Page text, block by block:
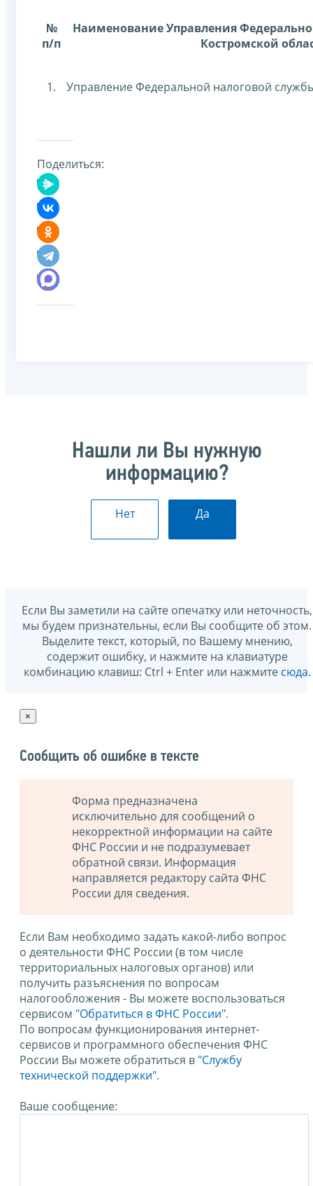
№
п/п
Наименование Управления
Костромской
1. Управление Федеральной налоговой
Поделиться:
Нашли ли Вы нужную
информацию?
Нет Да
Если Вы заметили на сайте опечатку или неточность,
мы будем признательны, если Вы сообщите об этом.
Выделите текст, который, по Вашему мнению,
содержит ошибку, и нажмите на клавиатуре
комбинацию клавиш: Ctrl + Enter или нажмите сюда.
×
Сообщить об ошибке в тексте
Форма предназначена
исключительно для сообщений о
некорректной информации на сайте
ФНС России и не подразумевает
обратной связи. Информация
направляется редактору сайта ФНС
России для сведения.
Если Вам необходимо задать какой-либо вопрос
о деятельности ФНС России (в том числе
территориальных налоговых органов) или
получить разъяснения по вопросам
налогообложения - Вы можете воспользоваться
сервисом "Обратиться в ФНС России".
По вопросам функционирования интернет-
сервисов и программного обеспечения ФНС
России Вы можете обратиться в "Службу
технической поддержки".
Ваше сообщение: